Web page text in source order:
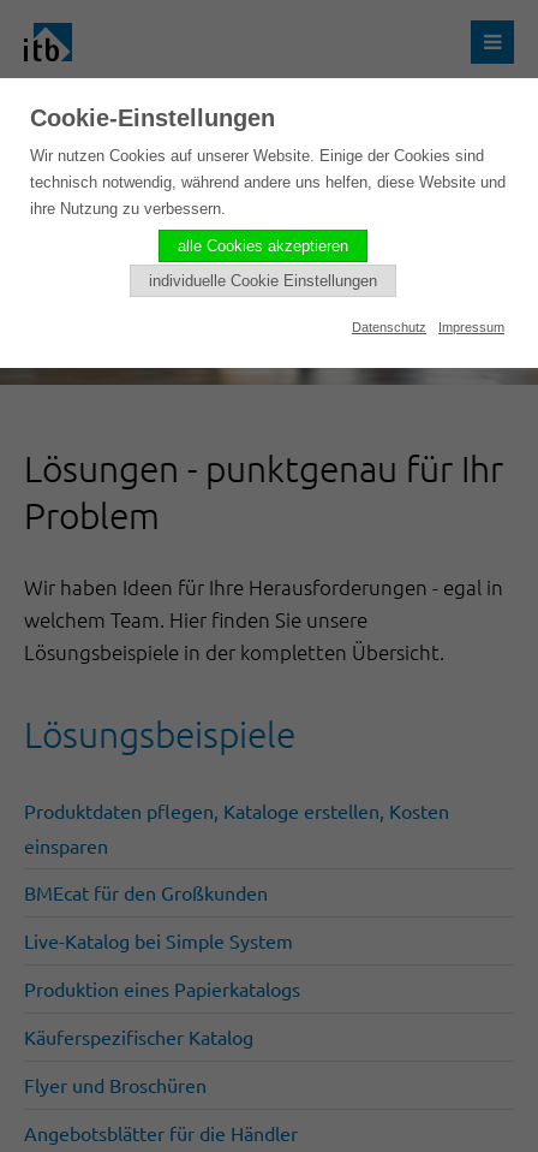
Lösungen - punktgenau für Ihr
Problem
Wir haben Ideen für Ihre Herausforderungen - egal in
welchem Team. Hier finden Sie unsere
Lösungsbeispiele in der kompletten Übersicht.
Lösungsbeispiele
Produktdaten pflegen, Kataloge erstellen, Kosten
einsparen
BMEcat für den Großkunden
Live-Katalog bei Simple System
Produktion eines Papierkatalogs
Käuferspezifischer Katalog
Flyer und Broschüren
Angebotsblätter für die Händler
Cookie-Einstellungen
Wir nutzen Cookies auf unserer Website. Einige der Cookies sind
technisch notwendig, während andere uns helfen, diese Website und
ihre Nutzung zu verbessern.
alle Cookies akzeptieren
individuelle Cookie Einstellungen
Datenschutz Impressum